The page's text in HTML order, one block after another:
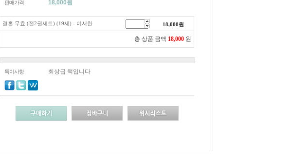
판매가격 18,000원
결혼 무효 (전2권세트) (19세) - 이서한 18,000원
총 상품 금액 18,000 원
특이사항 최상급 책입니다